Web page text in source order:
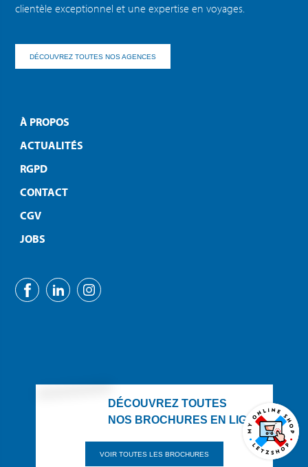
clientèle exceptionnel et une expertise en voyages.
DÉCOUVREZ TOUTES NOS AGENCES
À PROPOS
ACTUALITÉS
RGPD
CONTACT
CGV
JOBS
DÉCOUVREZ TOUTES
NOS BROCHURES EN LIGNE
VOIR TOUTES LES BROCHURES